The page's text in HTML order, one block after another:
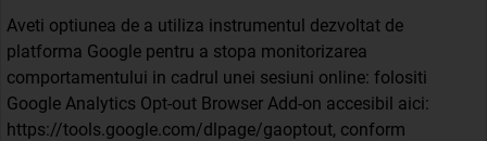
Aveti optiunea de a utiliza instrumentul dezvoltat de
platforma Google pentru a stopa monitorizarea
comportamentului in cadrul unei sesiuni online: folositi
Google Analytics Opt-out Browser Add-on accesibil aici:
https://tools.google.com/dlpage/gaoptout, conform